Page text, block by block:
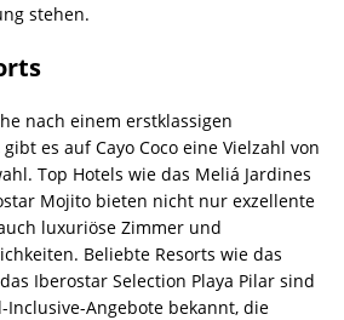
stehen.
nach einem erstklassigen
es auf Cayo Coco eine Vielzahl von
Top Hotels wie das Meliá Jardines
Mojito bieten nicht nur exzellente
luxuriöse Zimmer und
Beliebte Resorts wie das
Iberostar Selection Playa Pilar sind
Angebote bekannt, die